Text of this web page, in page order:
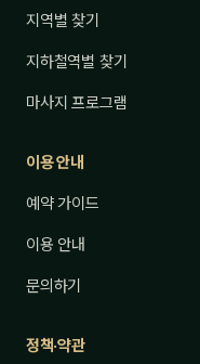
지역별 찾기
지하철역별 찾기
마사지 프로그램
이용 안내
예약 가이드
이용 안내
문의하기
정책·약관